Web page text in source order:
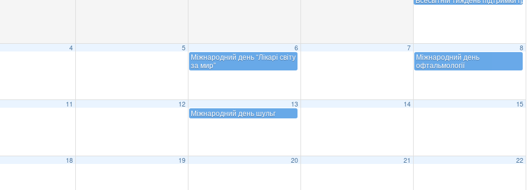
4 5 6
Міжнародний день “Лікарі світу
за мир”
7 8
Міжнародний день
офтальмології
11 12 13
Міжнародний день шульг
14 15
18 19 20 21 22